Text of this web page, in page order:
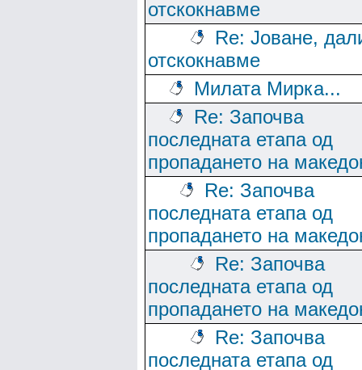
отскокнавме
Re: Јоване,
отскокнавме
Милата Мирка...
Re: Започва
последната етапа од
пропадането на
Re: Започва
последната етапа од
пропадането на
Re: Започва
последната етапа од
пропадането на
Re: Започва
последната етапа од